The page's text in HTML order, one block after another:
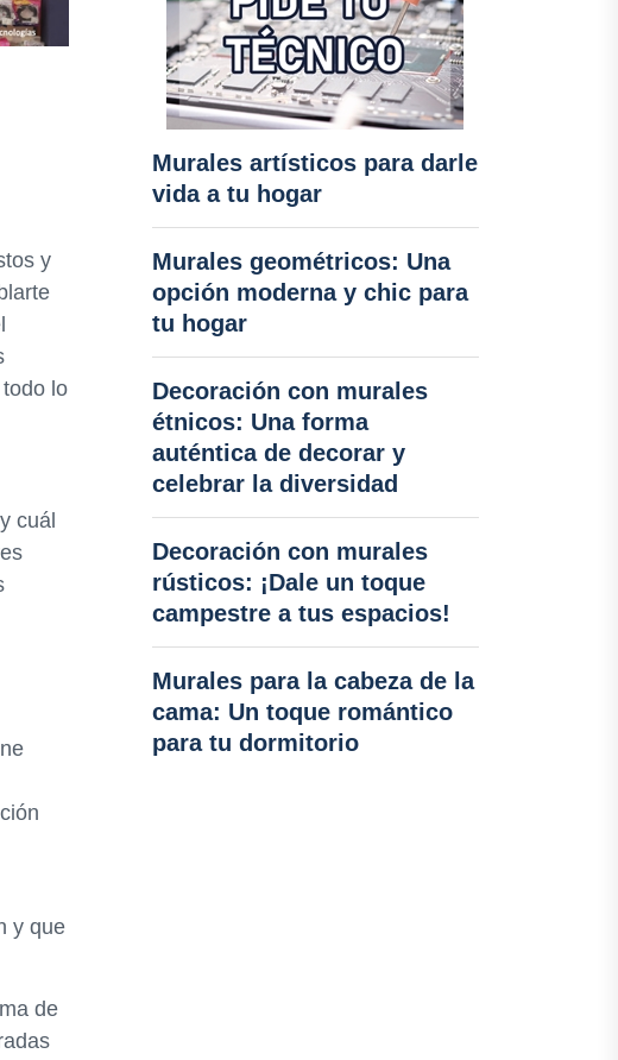
y
lo
cuál
y que
de
Murales artísticos para darle
vida a tu hogar
Murales geométricos: Una
opción moderna y chic para
tu hogar
Decoración con murales
étnicos: Una forma
auténtica de decorar y
celebrar la diversidad
Decoración con murales
rústicos: ¡Dale un toque
campestre a tus espacios!
Murales para la cabeza de la
cama: Un toque romántico
para tu dormitorio